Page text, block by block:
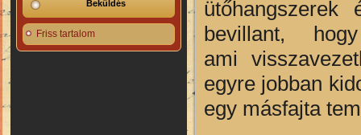
Beküldés
Friss tartalom
bevillant,
ami
egyre jobban
egy másfajta